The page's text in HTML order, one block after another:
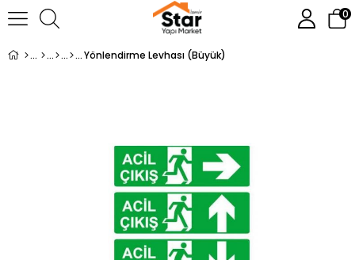
0
Yönlendirme Levhası (Büyük)